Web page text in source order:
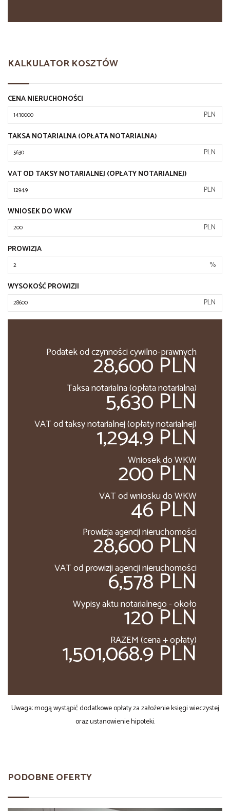
KALKULATOR KOSZTÓW
CENA NIERUCHOMOŚCI
PLN
TAKSA NOTARIALNA (OPŁATA NOTARIALNA)
PLN
VAT OD TAKSY NOTARIALNEJ (OPŁATY NOTARIALNEJ)
PLN
WNIOSEK DO WKW
PLN
PROWIZJA
%
WYSOKOŚĆ PROWIZJI
PLN
Podatek od czynności cywilno-prawnych
28,600 PLN
Taksa notarialna (opłata notarialna)
5,630 PLN
VAT od taksy notarialnej (opłaty notarialnej)
1,294.9 PLN
Wniosek do WKW
200 PLN
VAT od wniosku do WKW
46 PLN
Prowizja agencji nieruchomości
28,600 PLN
VAT od prowizji agencji nieruchomości
6,578 PLN
Wypisy aktu notarialnego - około
120 PLN
RAZEM (cena + opłaty)
1,501,068.9 PLN
Uwaga: mogą wystąpić dodatkowe opłaty za założenie księgi wieczystej
oraz ustanowienie hipoteki.
PODOBNE OFERTY